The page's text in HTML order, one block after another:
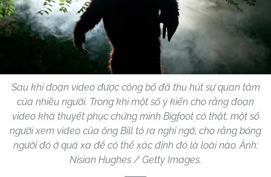
Sau khi đoạn video được công bố đã thu hút sự quan tâm
của nhiều người. Trong khi một số ý kiến cho rằng đoạn
video khá thuyết phục chứng minh Bigfoot có thật, một số
người xem video của ông Bill tỏ ra nghi ngờ, cho rằng bóng
người đó ở quá xa để có thể xác định đó là loài nào. Ảnh:
Nisian Hughes / Getty Images.